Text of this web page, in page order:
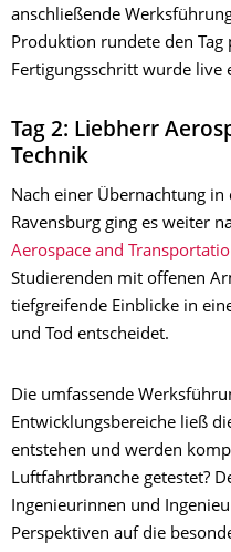
anschließende
Produktion rundete den Tag
Fertigungsschritt wurde live
Tag 2: Liebherr
Technik
Nach einer Übernachtung
Ravensburg ging es weiter
Aerospace and
Studierenden mit offenen
tiefgreifende Einblicke in
und Tod entscheidet.
Die umfassende
Entwicklungsbereiche ließ
entstehen und werden
Luftfahrtbranche getestet?
Ingenieurinnen und
Perspektiven auf die